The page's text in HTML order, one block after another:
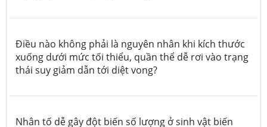
Điều nào không phải là nguyên nhân khi kích thước
xuống dưới mức tối thiểu, quần thể dễ rơi vào trạng
thái suy giảm dẫn tới diệt vong?
Nhân tố dễ gây đột biến số lượng ở sinh vật biến